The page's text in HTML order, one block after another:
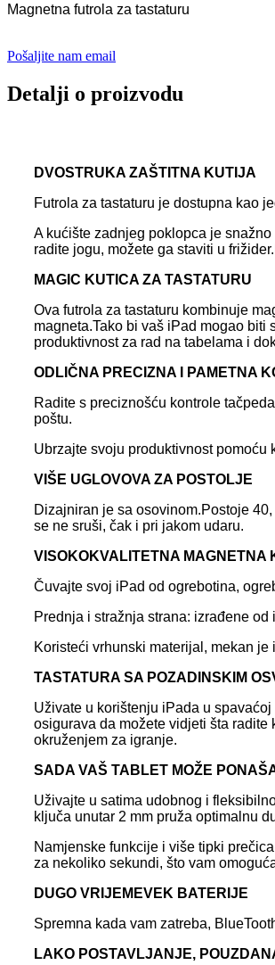
Magnetna futrola za tastaturu
Pošaljite nam email
Detalji o proizvodu
DVOSTRUKA ZAŠTITNA KUTIJA
Futrola za tastaturu je dostupna kao
A kućište zadnjeg poklopca je
radite jogu, možete ga staviti u
MAGIC KUTICA ZA TASTATURU
Ova futrola za tastaturu kombinuje
magneta.Tako bi vaš iPad mogao biti
produktivnost za rad na tabelama i
ODLIČNA PRECIZNA I PAMETNA
Radite s preciznošću kontrole
poštu.
Ubrzajte svoju produktivnost
VIŠE UGLOVOVA ZA POSTOLJE
Dizajniran je sa osovinom.Postoje
se ne sruši, čak i pri jakom udaru.
VISOKOKVALITETNA MAGNETNA
Čuvajte svoj iPad od ogrebotina,
Prednja i stražnja strana: izrađene
Koristeći vrhunski materijal, mekan je
TASTATURA SA POZADINSKIM
Uživate u korištenju iPada u
osigurava da možete vidjeti šta
okruženjem za igranje.
SADA VAŠ TABLET MOŽE
Uživajte u satima udobnog i
ključa unutar 2 mm pruža optimalnu
Namjenske funkcije i više tipki
za nekoliko sekundi, što vam
DUGO VRIJEMEVEK BATERIJE
Spremna kada vam zatreba,
LAKO POSTAVLJANJE,